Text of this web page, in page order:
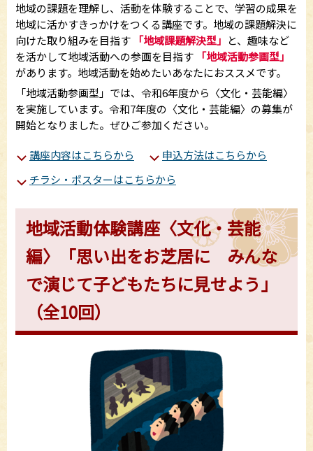
地域の課題を理解し、活動を体験することで、学習の成果を
地域に活かすきっかけをつくる講座です。地域の課題解決に
向けた取り組みを目指す 「地域課題解決型」 と、趣味など
を活かして地域活動への参画を目指す 「地域活動参画型」
があります。地域活動を始めたいあなたにおススメです。
「地域活動参画型」では、令和6年度から〈文化・芸能編〉
を実施しています。令和7年度の〈文化・芸能編〉の募集が
開始となりました。ぜひご参加ください。
講座内容はこちらから
申込方法はこちらから
チラシ・ポスターはこちらから
地域活動体験講座〈文化・芸能
編〉「思い出をお芝居に みんな
で演じて子どもたちに見せよう」
（全10回）